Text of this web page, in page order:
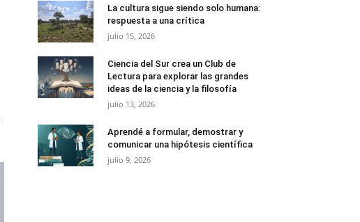
La cultura sigue siendo solo humana:
respuesta a una crítica
julio 15, 2026
Ciencia del Sur crea un Club de
Lectura para explorar las grandes
ideas de la ciencia y la filosofía
julio 13, 2026
Aprendé a formular, demostrar y
comunicar una hipótesis científica
julio 9, 2026